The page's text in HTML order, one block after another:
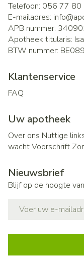
Telefoon: 056 77 80
E-mailadres: info@
APB nummer:
Apotheek titularis:
BTW nummer:
Klantenservice
FAQ
Uw apotheek
Over ons Nuttige
wachtVoorschrift
Nieuwsbrief
Blijf op de hoogte